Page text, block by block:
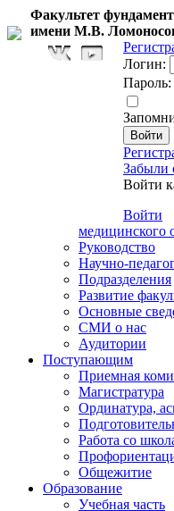
Факультет
имени М.В.
Логин:
Пароль:
Забыли
Войти
Войти
медицинского
Руководство
Научно-
Подразделения
Развитие
Основные
СМИ о нас
Аудитории
Поступающим
Приемная
Магистратура
Ординатура,
Работа со
Общежитие
Образование
Учебная часть